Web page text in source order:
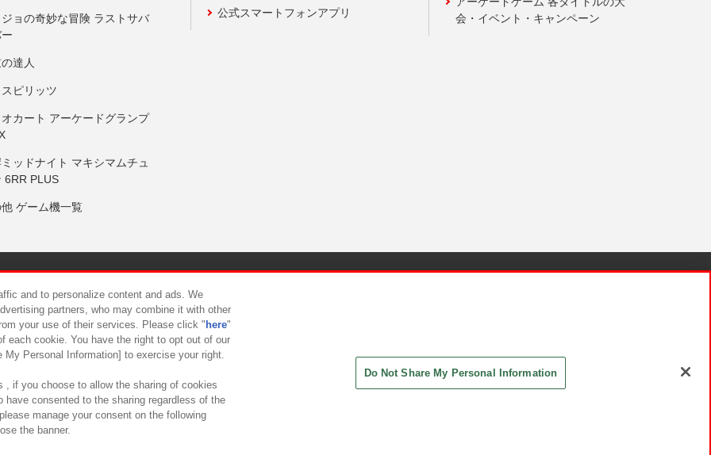
ョの奇妙な冒険 ラストサバ
達人
ピリッツ
カート アーケードグランプ
ッドナイト マキシマムチュ
6RR PLUS
ゲーム機一覧
公式スマートフォンアプリ
会・イベント・キャンペーン
について カスタマーハラスメント対応方針
and to personalize content and ads. We
partners, who may combine it with other
your use of their services. Please click " here"
each cookie. You have the right to opt out of our
Personal Information] to exercise your right.
, if you choose to allow the sharing of cookies
have consented to the sharing regardless of the
manage your consent on the following
the banner.
Do Not Share My Personal Information